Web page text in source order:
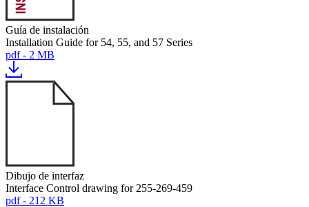
Guía de instalación
Installation Guide for 54, 55, and 57 Series
pdf - 2 MB
Dibujo de interfaz
Interface Control drawing for 255-269-459
pdf - 212 KB